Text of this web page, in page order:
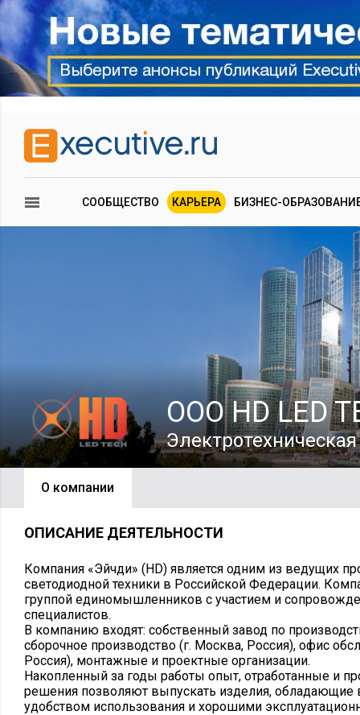
СООБЩЕСТВО КАРЬЕРА БИЗНЕС-
ООО HD LED
О компании
ОПИСАНИЕ ДЕЯТЕЛЬНОСТИ
Компания «Эйчди» (НD) является одним из ведущих
светодиодной техники в Российской Федерации.
группой единомышленников с участием и
специалистов.
В компанию входят: собственный завод по
сборочное производство (г. Москва, Россия), офис
Россия), монтажные и проектные организации.
Накопленный за годы работы опыт, отработанные и
решения позволяют выпускать изделия,
удобством использования и хорошими